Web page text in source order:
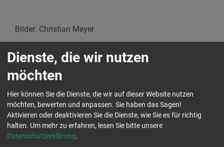
Bilder: Christian Meyer
Dienste, die wir nutzen
möchten
Hier können Sie die Dienste, die wir auf dieser Website nutzen
möchten, bewerten und anpassen. Sie haben das Sagen!
Aktivieren oder deaktivieren Sie die Dienste, wie Sie es für richtig
halten. Um mehr zu erfahren, lesen Sie bitte unsere
Datenschutzerklärung.